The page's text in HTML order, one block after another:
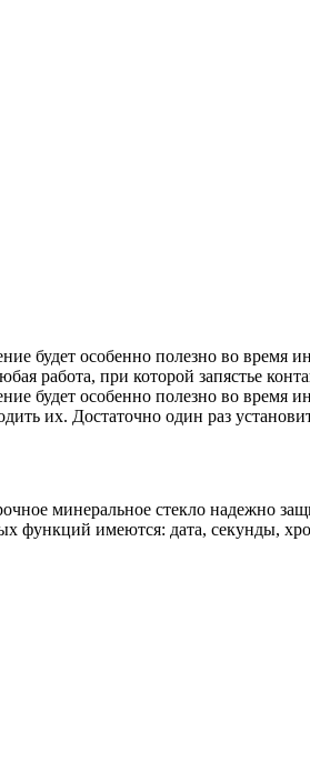
будет особенно полезно во время
работа, при которой запястье
будет особенно полезно во время
их. Достаточно один раз
минеральное стекло надежно
функций имеются: дата, секунды,